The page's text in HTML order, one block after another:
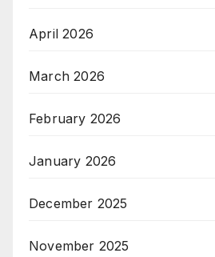
April 2026
March 2026
February 2026
January 2026
December 2025
November 2025